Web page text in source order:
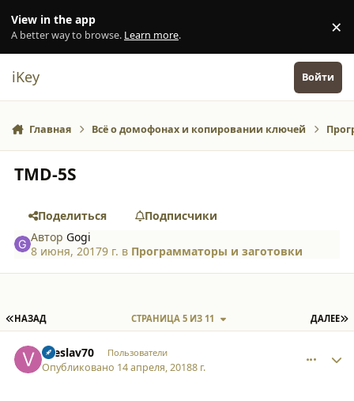
View in the app
A better way to browse. Learn more. ×
iKey Войти
Главная Всё о домофонах и копировании ключей
TMD-5S
Поделиться
Подписчики
АвторGogi
8 июня, 20179 г. в Программаторы и заготовки
ПЕРВАЯ СТРАНИЦА
НАЗАД ДАЛЕЕ
СТРАНИЦА 5 ИЗ 11
vseslav70 Пользователи
Опубликовано 14 апреля, 20188 г.